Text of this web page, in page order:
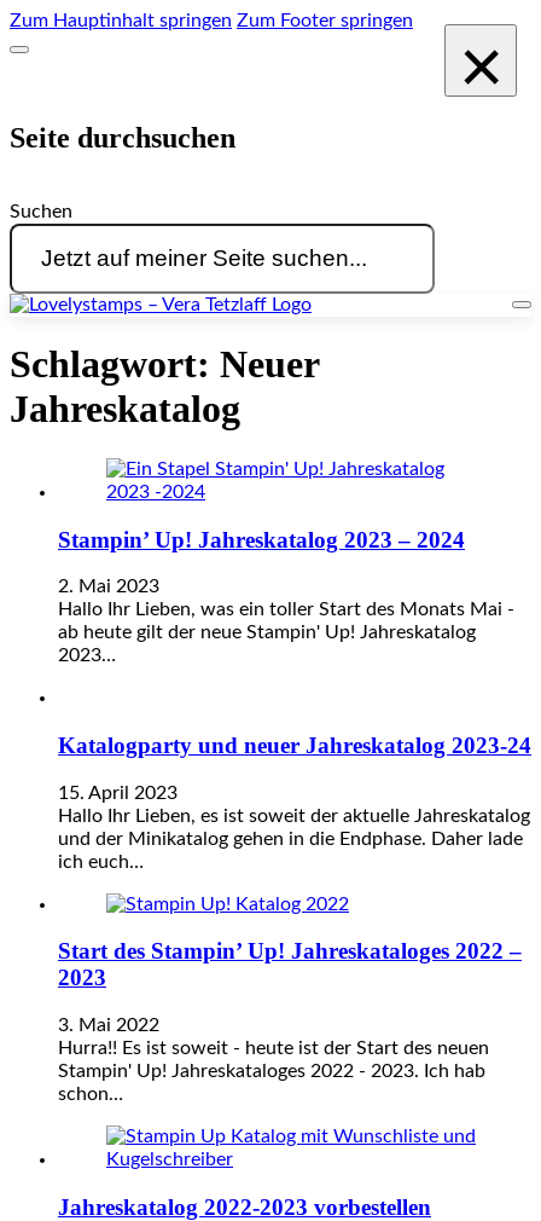
Zum Hauptinhalt springen Zum Footer springen
Seite durchsuchen
Suchen
×
Schlagwort: Neuer
Jahreskatalog
Stampin’ Up! Jahreskatalog 2023 – 2024
2. Mai 2023
Hallo Ihr Lieben, was ein toller Start des Monats Mai -
ab heute gilt der neue Stampin' Up! Jahreskatalog
2023…
Katalogparty und neuer Jahreskatalog 2023-24
15. April 2023
Hallo Ihr Lieben, es ist soweit der aktuelle Jahreskatalog
und der Minikatalog gehen in die Endphase. Daher lade
ich euch…
Start des Stampin’ Up! Jahreskataloges 2022 –
2023
3. Mai 2022
Hurra!! Es ist soweit - heute ist der Start des neuen
Stampin' Up! Jahreskataloges 2022 - 2023. Ich hab
schon…
Jahreskatalog 2022-2023 vorbestellen